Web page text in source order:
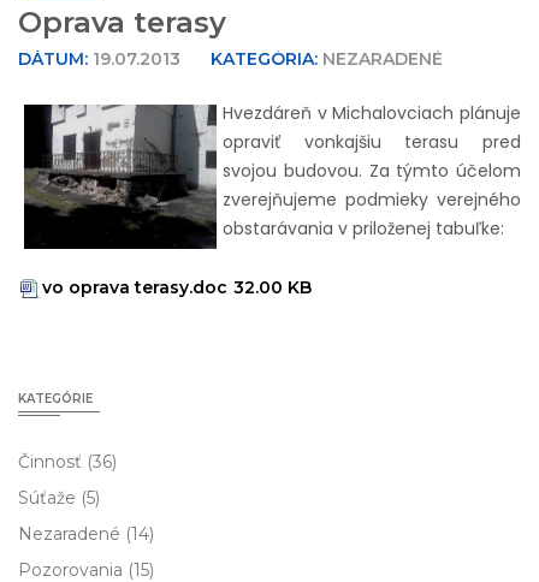
Oprava terasy
DÁTUM: 19.07.2013 KATEGÓRIA: NEZARADENÉ
Hvezdáreň v Michalovciach plánuje
opraviť vonkajšiu terasu pred
svojou budovou. Za týmto účelom
zverejňujeme podmieky verejného
obstarávania v priloženej tabuľke:
vo oprava terasy.doc 32.00 KB
KATEGÓRIE
Činnosť (36)
Súťaže (5)
Nezaradené (14)
Pozorovania (15)